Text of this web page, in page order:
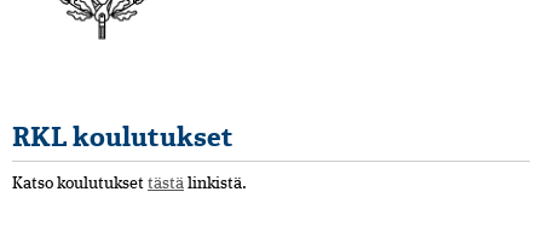
RKL koulutukset
Katso koulutukset tästä linkistä.